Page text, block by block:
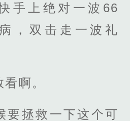
手上绝对一波66
，双击走一波礼
啊。
要拯救一下这个可